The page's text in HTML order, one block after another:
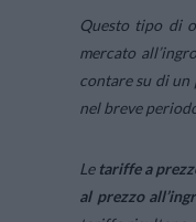
Questo tipo di
mercato
contare su di un
nel breve
Le tariffe a
al prezzo